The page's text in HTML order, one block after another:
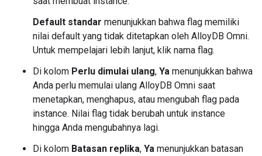
Default standar menunjukkan bahwa flag memiliki
nilai default yang tidak ditetapkan oleh AlloyDB Omni.
Untuk mempelajari lebih lanjut, klik nama flag.
Di kolom Perlu dimulai ulang, Ya menunjukkan bahwa
Anda perlu memulai ulang AlloyDB Omni saat
menetapkan, menghapus, atau mengubah flag pada
instance. Nilai flag tidak berubah untuk instance
hingga Anda mengubahnya lagi.
Di kolom Batasan replika, Ya menunjukkan batasan